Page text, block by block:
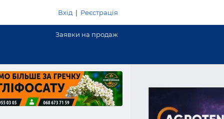
Вхід | Реєстрація
Заявки на продаж